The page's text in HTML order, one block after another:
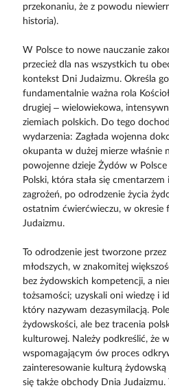
przekonaniu, że z powodu
historia).
W Polsce to nowe nauczanie
przecież dla nas wszystkich tu
kontekst Dni Judaizmu. Określa
fundamentalnie ważna rola
drugiej – wielowiekowa,
ziemiach polskich. Do tego
wydarzenia: Zagłada wojenna
okupanta w dużej mierze właśnie
powojenne dzieje Żydów w
Polski, która stała się cmentarzem
zagrożeń, po odrodzenie życia
ostatnim ćwierćwieczu, w okresie
Judaizmu.
To odrodzenie jest tworzone
młodszych, w znakomitej
bez żydowskich kompetencji, a
tożsamości; uzyskali oni wiedzę i
który nazywam dezasymilacją.
żydowskości, ale bez tracenia
kulturowej. Należy podkreślić, że
wspomagającym ów proces
zainteresowanie kulturą
się także obchody Dnia Judaizmu.